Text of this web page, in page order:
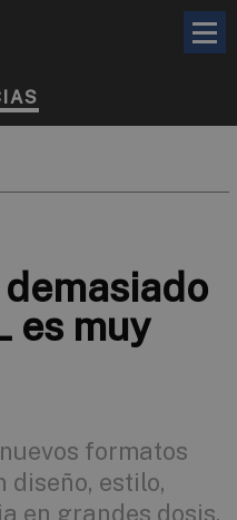
es muy
formatos
diseño, estilo,
en grandes dosis.